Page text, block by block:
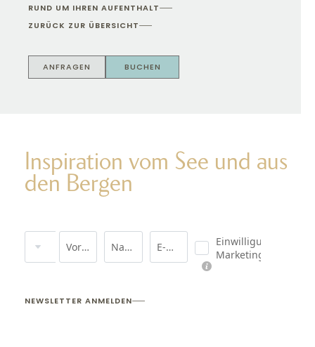
RUND UM IHREN AUFENTHALT
ZURÜCK ZUR ÜBERSICHT
BUCHEN
ANFRAGEN
Inspiration vom See und aus
den Bergen
Vorname Nachname* E-Mail*
Einwilligung
Marketing*
NEWSLETTER ANMELDEN